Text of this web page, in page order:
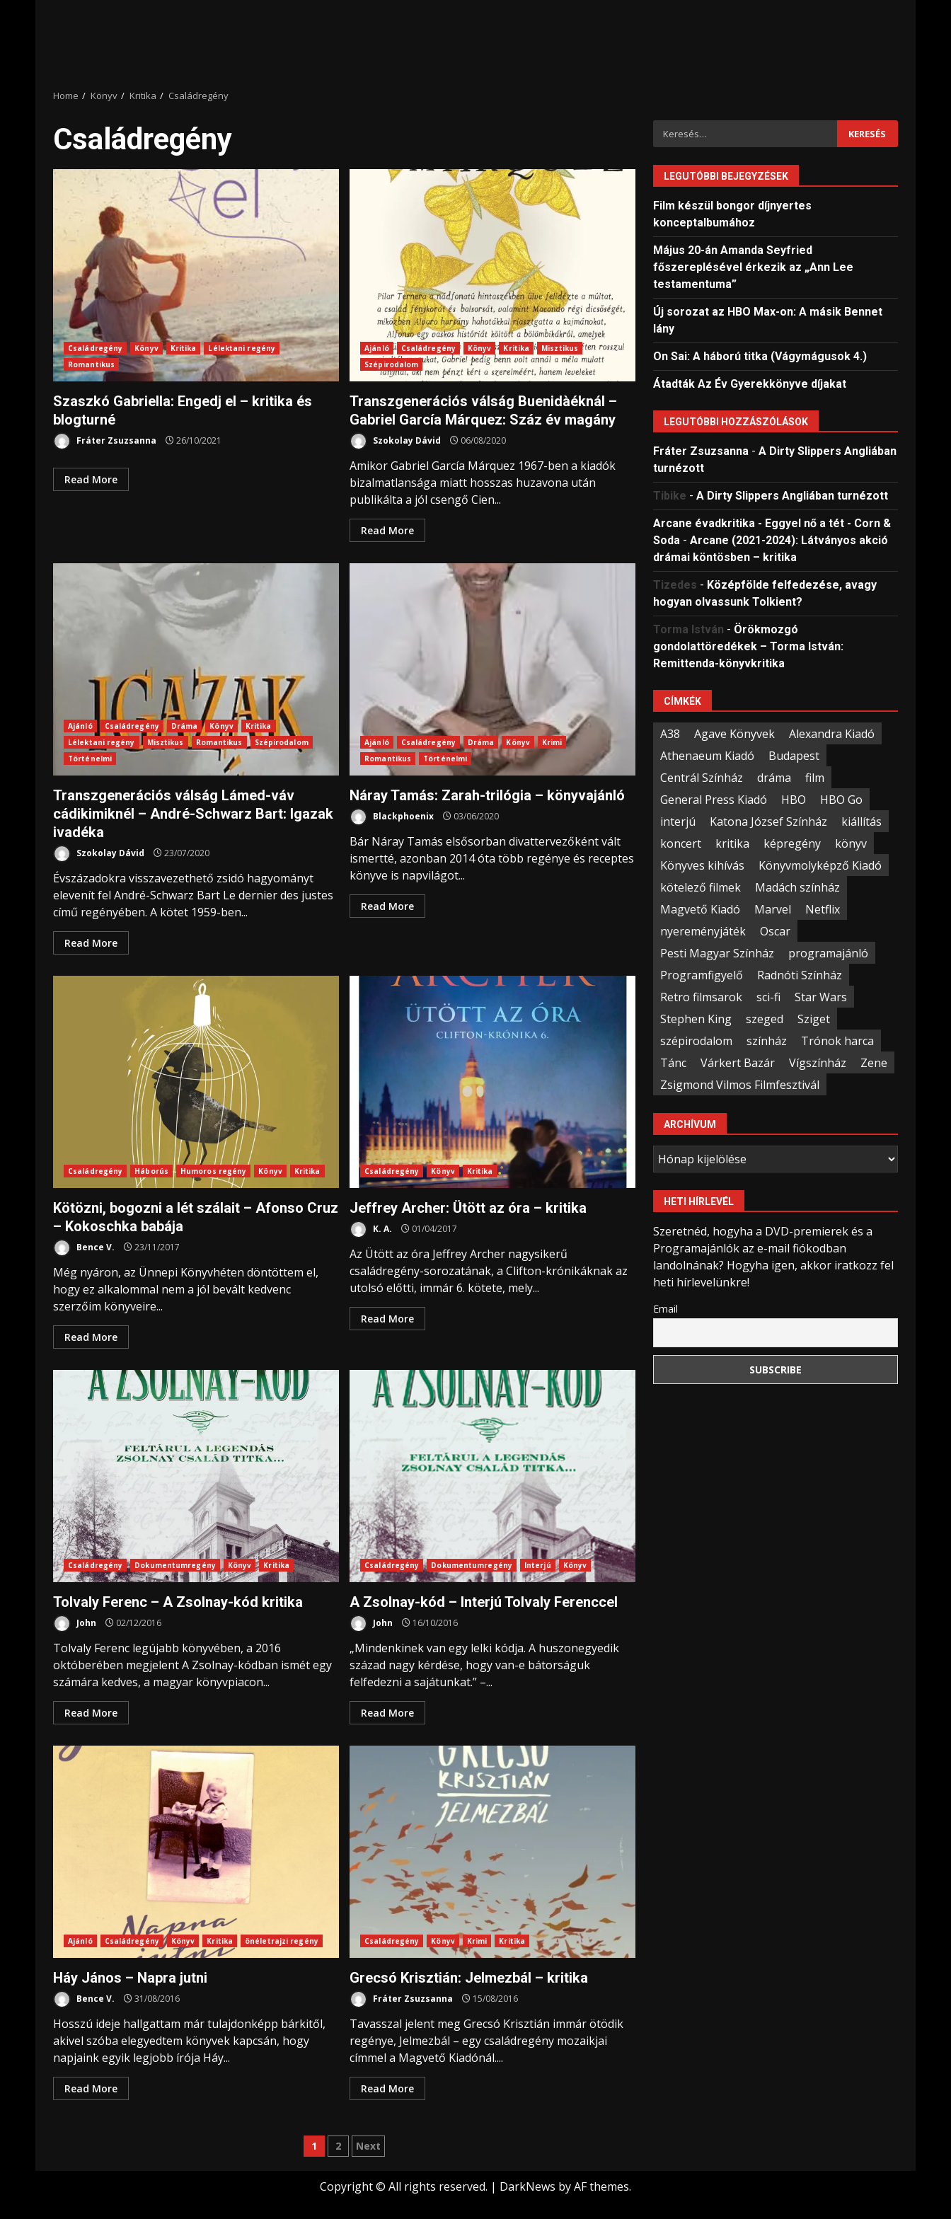
Home Könyv Kritika Családregény
Családregény
Családregény Könyv Kritika
Lélektani regény
Romantikus
Szaszkó Gabriella: Engedj el – kritika és
blogturné
Fráter Zsuzsanna 26/10/2021
Read More
Ajánló Családregény Könyv Kritika
Misztikus
Szépirodalom
Transzgenerációs válság Buenidàéknál –
Gabriel García Márquez: Száz év magány
Szokolay Dávid 06/08/2020
Amikor Gabriel García Márquez 1967-ben a kiadók
bizalmatlansága miatt hosszas huzavona után
publikálta a jól csengő Cien...
Read More
Ajánló Családregény Dráma Könyv
Kritika
Lélektani regény
Misztikus Romantikus
Szépirodalom
Történelmi
Transzgenerációs válság Lámed-váv
cádikimiknél – André-Schwarz Bart: Igazak
ivadéka
Szokolay Dávid 23/07/2020
Évszázadokra visszavezethető zsidó hagyományt
elevenít fel André-Schwarz Bart Le dernier des justes
című regényében. A kötet 1959-ben...
Read More
Ajánló Családregény Dráma Könyv
Krimi
Romantikus
Történelmi
Náray Tamás: Zarah-trilógia – könyvajánló
Blackphoenix 03/06/2020
Bár Náray Tamás elsősorban divattervezőként vált
ismertté, azonban 2014 óta több regénye és receptes
könyve is napvilágot...
Read More
Családregény Háborús Humoros regény Könyv Kritika
Kötözni, bogozni a lét szálait – Afonso Cruz
– Kokoschka babája
Bence V. 23/11/2017
Még nyáron, az Ünnepi Könyvhéten döntöttem el,
hogy ez alkalommal nem a jól bevált kedvenc
szerzőim könyveire...
Read More
Családregény Könyv Kritika
Jeffrey Archer: Ütött az óra – kritika
K. A. 01/04/2017
Az Ütött az óra Jeffrey Archer nagysikerű
családregény-sorozatának, a Clifton-krónikáknak az
utolsó előtti, immár 6. kötete, mely...
Read More
Családregény Dokumentumregény Könyv Kritika
Tolvaly Ferenc – A Zsolnay-kód kritika
John 02/12/2016
Tolvaly Ferenc legújabb könyvében, a 2016
októberében megjelent A Zsolnay-kódban ismét egy
számára kedves, a magyar könyvpiacon...
Read More
Családregény Dokumentumregény Interjú Könyv
A Zsolnay-kód – Interjú Tolvaly Ferenccel
John 16/10/2016
„Mindenkinek van egy lelki kódja. A huszonegyedik
század nagy kérdése, hogy van-e bátorságuk
felfedezni a sajátunkat.” –...
Read More
Ajánló Családregény Könyv Kritika önéletrajzi regény
Háy János – Napra jutni
Bence V. 31/08/2016
Hosszú ideje hallgattam már tulajdonképp bárkitől,
akivel szóba elegyedtem könyvek kapcsán, hogy
napjaink egyik legjobb írója Háy...
Read More
Családregény Könyv Krimi Kritika
Grecsó Krisztián: Jelmezbál – kritika
Fráter Zsuzsanna 15/08/2016
Tavasszal jelent meg Grecsó Krisztián immár ötödik
regénye, Jelmezbál – egy családregény mozaikjai
címmel a Magvető Kiadónál....
Read More
Bejegyzések
lapozása
1 2 Next
Keresés:
LEGUTÓBBI BEJEGYZÉSEK
Film készül bongor díjnyertes
konceptalbumához
Május 20-án Amanda Seyfried
főszereplésével érkezik az „Ann Lee
testamentuma”
Új sorozat az HBO Max-on: A másik Bennet
lány
On Sai: A ​háború titka (Vágymágusok 4.)
Átadták Az Év Gyerekkönyve díjakat
LEGUTÓBBI HOZZÁSZÓLÁSOK
Fráter Zsuzsanna -A Dirty Slippers Angliában
turnézott
Tibike -A Dirty Slippers Angliában turnézott
Arcane évadkritika - Eggyel nő a tét - Corn &
Soda -Arcane (2021-2024): Látványos akció
drámai köntösben – kritika
Tizedes - Középfölde felfedezése, avagy
hogyan olvassunk Tolkient?
Torma István - Örökmozgó
gondolattöredékek – Torma István:
Remittenda-könyvkritika
CÍMKÉK
A38 Agave Könyvek
Alexandra Kiadó
Athenaeum Kiadó
Budapest
Centrál Színház
dráma
film
General Press Kiadó
HBO
HBO Go
interjú
Katona József Színház
kiállítás
koncert
kritika képregény
könyv
Könyves kihívás
Könyvmolyképző Kiadó
kötelező filmek
Madách színház
Magvető Kiadó
Marvel
Netflix
nyereményjáték
Oscar
Pesti Magyar Színház
programajánló
Programfigyelő
Radnóti Színház
Retro filmsarok
sci-fi
Star Wars
Stephen King
szeged
Sziget
szépirodalom
színház
Trónok harca
Tánc
Várkert Bazár Vígszínház
Zene
Zsigmond Vilmos Filmfesztivál
ARCHÍVUM
Archívum
HETI HÍRLEVÉL
Szeretnéd, hogyha a DVD-premierek és a
Programajánlók az e-mail fiókodban
landolnának? Hogyha igen, akkor iratkozz fel
heti hírlevelünkre!
Email
Copyright © All rights reserved. | DarkNews by AF themes.